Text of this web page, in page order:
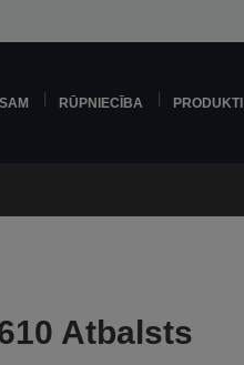
RŪPNIECĪBA PRODUKTI
Atbalsts